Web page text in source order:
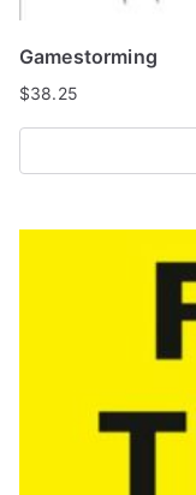
Gamestorming
$38.25